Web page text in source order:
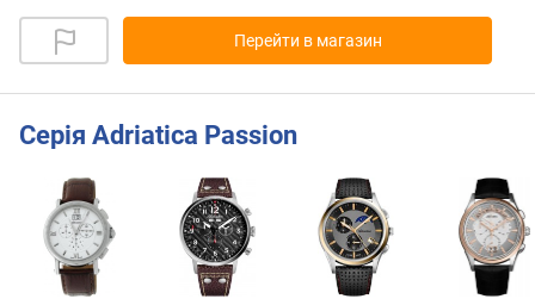
Перейти в магазин
Серія Adriatica Passion